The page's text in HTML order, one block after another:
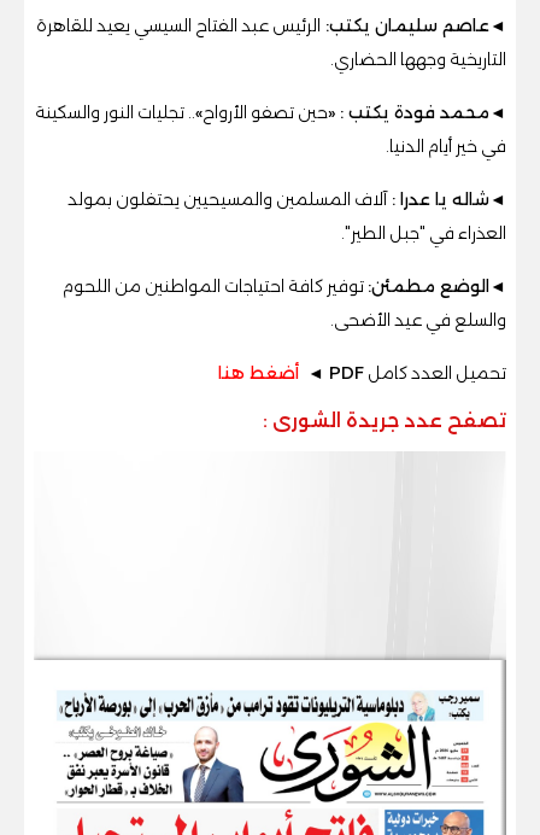
◄عاصم سليمان يكتب: الرئيس عبد الفتاح السيسي يعيد للقاهرة
التاريخية وجهها الحضاري.
◄محمد فودة يكتب : «حين تصفو الأرواح» .. تجليات النور والسكينة
في خير أيام الدنيا.
◄شاله يا عدرا :آلاف المسلمين والمسيحيين يحتفلون بمولد
العذراء في "جبل الطير"
◄الوضع مطمئن: توفير كافة احتياجات المواطنين من اللحوم
والسلع في عيد الأضحى
تحميل العدد كامل PDF ◄ أضغط هنا
تصفح عدد جريدة الشورى :